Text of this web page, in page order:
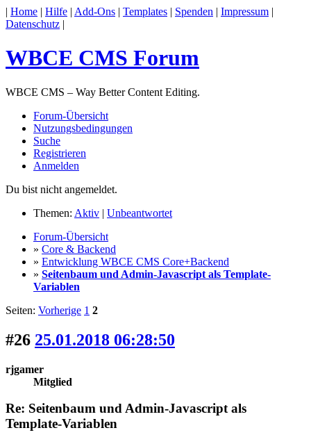
| Home | Hilfe | Add-Ons | Templates | Spenden | Impressum |
Datenschutz |
WBCE CMS Forum
WBCE CMS – Way Better Content Editing.
Forum-Übersicht
Nutzungsbedingungen
Suche
Registrieren
Anmelden
Du bist nicht angemeldet.
Themen: Aktiv | Unbeantwortet
Forum-Übersicht
» Core & Backend
» Entwicklung WBCE CMS Core+Backend
» Seitenbaum und Admin-Javascript als Template-
Variablen
Seiten: Vorherige 1 2
#26 25.01.2018 06:28:50
rjgamer
Mitglied
Re: Seitenbaum und Admin-Javascript als
Template-Variablen